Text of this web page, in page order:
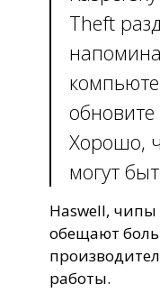
Theft
Хорошо,
могут
Haswell, чипы
обещают
работы.